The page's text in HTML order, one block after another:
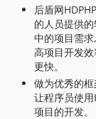
后盾网
的人员提供
中的项目需
高项目开发
更快。
做为优秀的
让程序员使
项目的开发。